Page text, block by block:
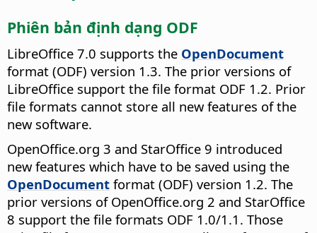
Phiên bản định dạng ODF
LibreOffice 7.0 supports the OpenDocument
format (ODF) version 1.3. The prior versions of
LibreOffice support the file format ODF 1.2. Prior
file formats cannot store all new features of the
new software.
OpenOffice.org 3 and StarOffice 9 introduced
new features which have to be saved using the
OpenDocument format (ODF) version 1.2. The
prior versions of OpenOffice.org 2 and StarOffice
8 support the file formats ODF 1.0/1.1. Those